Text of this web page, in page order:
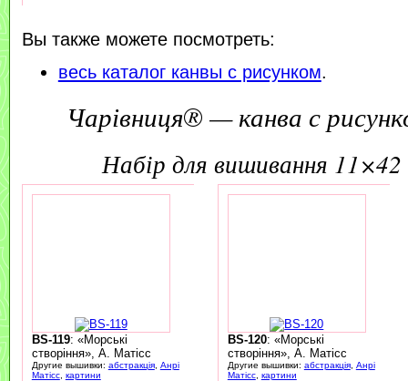
Вы также можете посмотреть:
весь каталог канвы с рисунком.
Чарівниця® — канва с
набір для вишивання 11×42
BS-119: «Морські
створіння», А. Матісс
Другие вышивки: абстракція, Анрі
Матісс, картини
BS-120: «Морські
створіння», А. Матісс
Другие вышивки: абстракція, Анрі
Матісс, картини